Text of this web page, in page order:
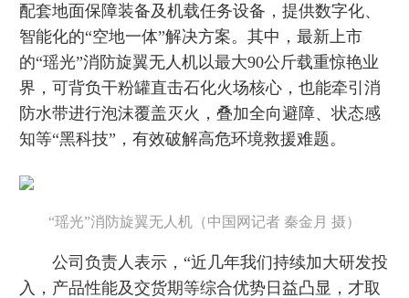
配套地面保障装备及机载任务设备，提供数字化、
智能化的“空地一体”解决方案。其中，最新上市
的“瑶光”消防旋翼无人机以最大90公斤载重惊艳业
界，可背负干粉罐直击石化火场核心，也能牵引消
防水带进行泡沫覆盖灭火，叠加全向避障、状态感
知等“黑科技”，有效破解高危环境救援难题。
“瑶光”消防旋翼无人机（中国网记者 秦金月 摄）
公司负责人表示，“近几年我们持续加大研发投
入，产品性能及交货期等综合优势日益凸显，才取